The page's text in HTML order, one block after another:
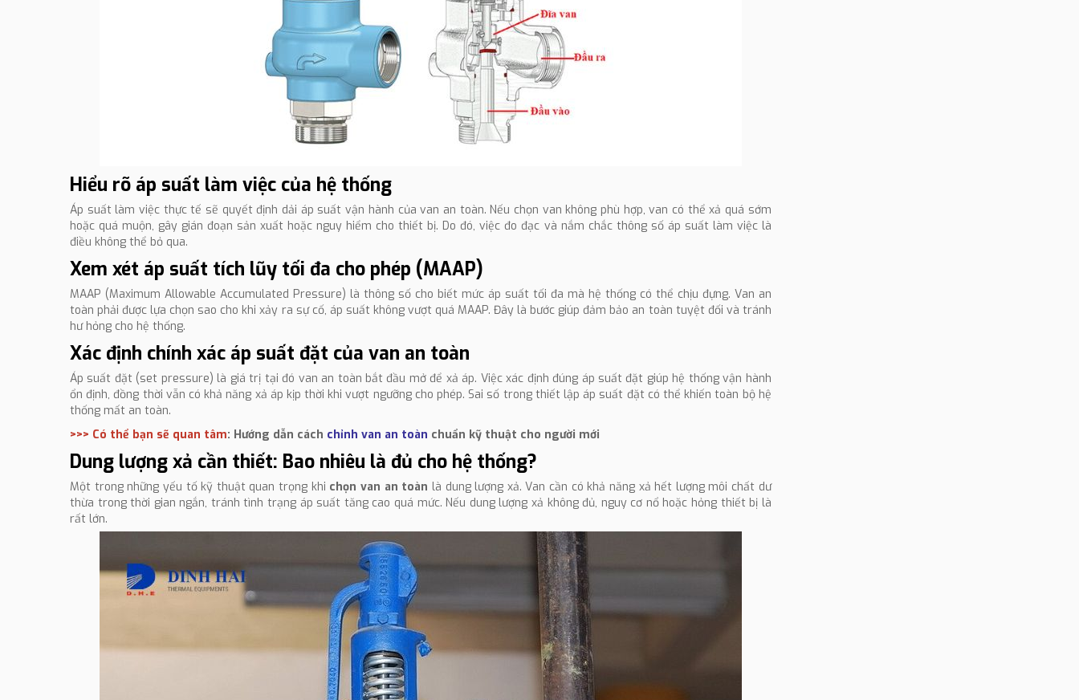
Hiểu rõ áp suất làm việc của hệ thống
Áp suất làm việc thực tế sẽ quyết định dải áp suất vận hành của van an toàn. Nếu chọn van không phù hợp, van có thể xả quá sớm
hoặc quá muộn, gây gián đoạn sản xuất hoặc nguy hiểm cho thiết bị. Do đó, việc đo đạc và nắm chắc thông số áp suất làm việc là
điều không thể bỏ qua.
Xem xét áp suất tích lũy tối đa cho phép (MAAP)
MAAP (Maximum Allowable Accumulated Pressure) là thông số cho biết mức áp suất tối đa mà hệ thống có thể chịu đựng. Van an
toàn phải được lựa chọn sao cho khi xảy ra sự cố, áp suất không vượt quá MAAP. Đây là bước giúp đảm bảo an toàn tuyệt đối và tránh
hư hỏng cho hệ thống.
Xác định chính xác áp suất đặt của van an toàn
Áp suất đặt (set pressure) là giá trị tại đó van an toàn bắt đầu mở để xả áp. Việc xác định đúng áp suất đặt giúp hệ thống vận hành
ổn định, đồng thời vẫn có khả năng xả áp kịp thời khi vượt ngưỡng cho phép. Sai số trong thiết lập áp suất đặt có thể khiến toàn bộ hệ
thống mất an toàn.
>>> Có thể bạn sẽ quan tâm: Hướng dẫn cách chỉnh van an toàn chuẩn kỹ thuật cho người mới
Dung lượng xả cần thiết: Bao nhiêu là đủ cho hệ thống?
Một trong những yếu tố kỹ thuật quan trọng khi chọn van an toàn là dung lượng xả. Van cần có khả năng xả hết lượng môi chất dư
thừa trong thời gian ngắn, tránh tình trạng áp suất tăng cao quá mức. Nếu dung lượng xả không đủ, nguy cơ nổ hoặc hỏng thiết bị là
rất lớn.